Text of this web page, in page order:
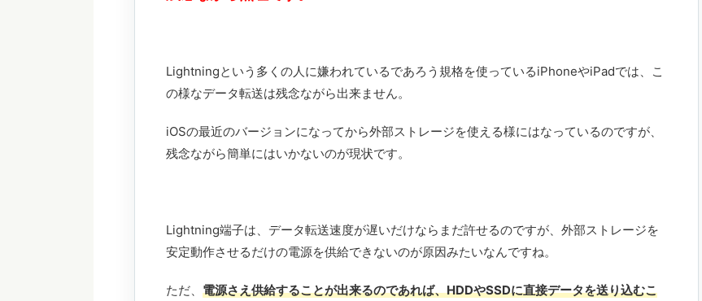
Lightningという多くの人に嫌われているであろう規格を使っているiPhoneやiPadでは、こ
の様なデータ転送は残念ながら出来ません。
iOSの最近のバージョンになってから外部ストレージを使える様にはなっているのですが、
残念ながら簡単にはいかないのが現状です。
Lightning端子は、データ転送速度が遅いだけならまだ許せるのですが、外部ストレージを
安定動作させるだけの電源を供給できないのが原因みたいなんですね。
ただ、 電源さえ供給することが出来るのであれば、HDDやSSDに直接データを送り込むこ